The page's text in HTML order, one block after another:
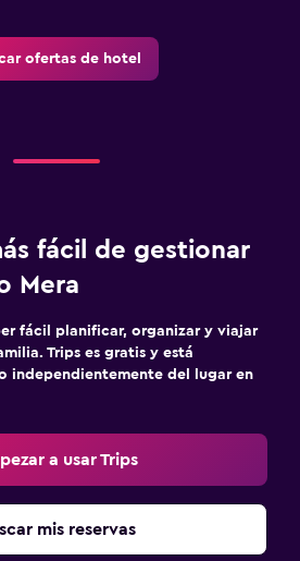
ofertas de hotel
fácil de gestionar
Mera
fácil planificar, organizar y viajar
Trips es gratis y está
independientemente del lugar en
a usar Trips
mis reservas